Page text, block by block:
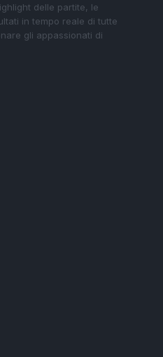
delle partite, le
in tempo reale di tutte
gli appassionati di